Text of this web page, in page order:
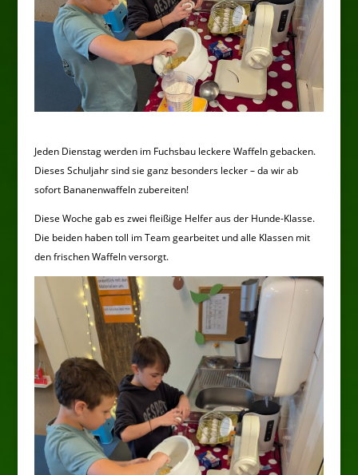
Jeden Dienstag werden im Fuchsbau leckere Waffeln gebacken.
Dieses Schuljahr sind sie ganz besonders lecker – da wir ab
sofort Bananenwaffeln zubereiten!
Diese Woche gab es zwei fleißige Helfer aus der Hunde-Klasse.
Die beiden haben toll im Team gearbeitet und alle Klassen mit
den frischen Waffeln versorgt.